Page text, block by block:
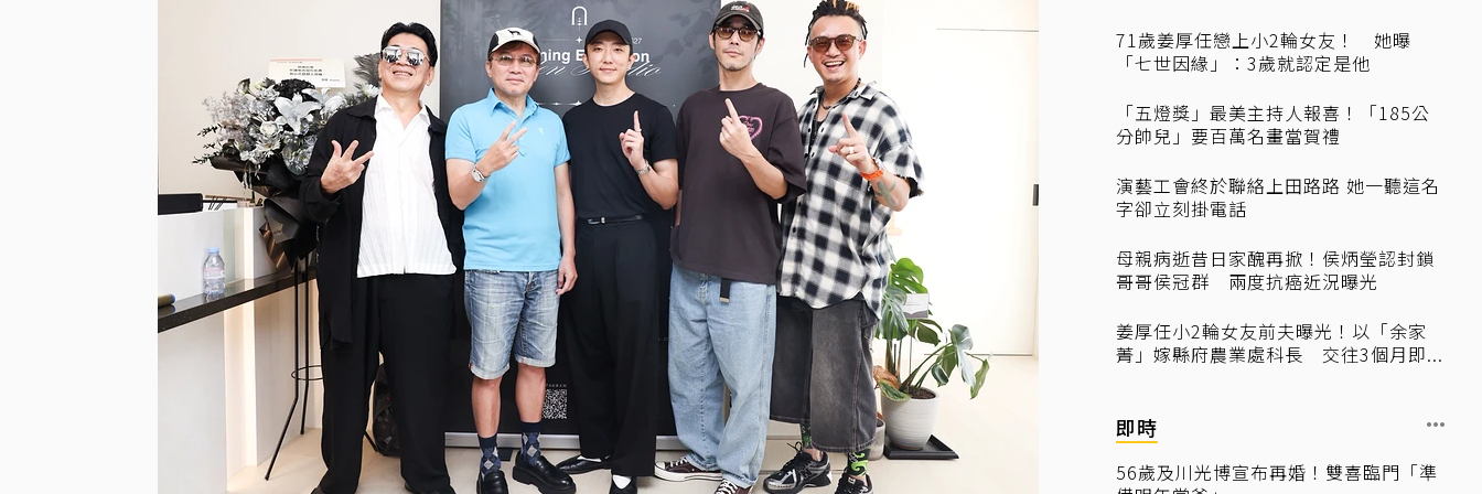
71歲姜厚任戀上小2輪女友！ 她曝
「七世因緣」：3歲就認定是他
「五燈獎」最美主持人報喜！「185公
分帥兒」要百萬名畫當賀禮
演藝工會終於聯絡上田路路 她一聽這名
字卻立刻掛電話
母親病逝昔日家醜再掀！侯炳瑩認封鎖
哥哥侯冠群 兩度抗癌近況曝光
姜厚任小2輪女友前夫曝光！以「余家
菁」嫁縣府農業處科長 交往3個月即...
即時
56歲及川光博宣布再婚！雙喜臨門「準